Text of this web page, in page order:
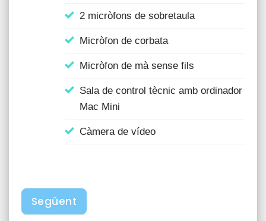
2 micròfons de sobretaula
Micròfon de corbata
Micròfon de mà sense fils
Sala de control tècnic amb ordinador
Mac Mini
Càmera de vídeo
Següent